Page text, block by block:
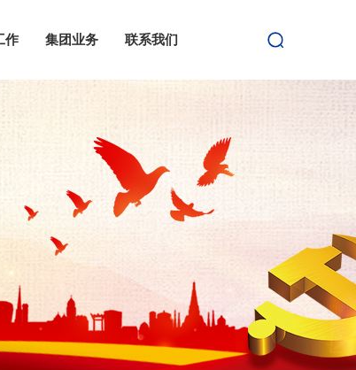
作 集团业务 联系我们